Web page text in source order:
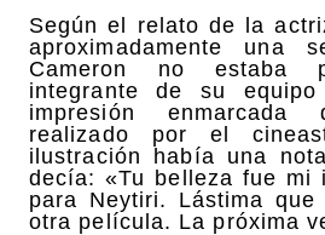
Según el relato de la
aproximadamente una
Cameron no estaba
integrante de su
impresión
realizado por el
ilustración había una
decía: «Tu belleza fue mi
para Neytiri. Lástima que
otra película. La próxima